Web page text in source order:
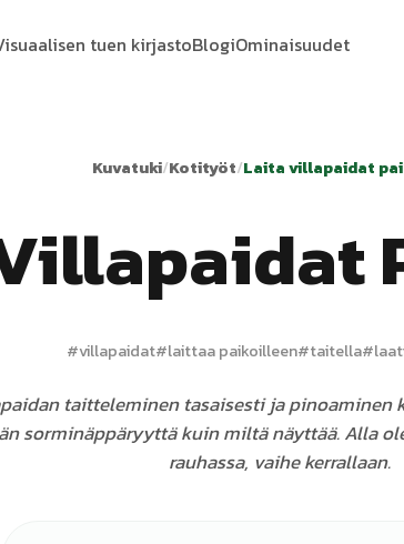
tuen kirjastoBlogiOminaisuudet
Kuvatuki/Kotityöt/Laita villapaidat
#villapaidat#laittaa paikoilleen#taitella#
taitteleminen tasaisesti ja pinoaminen
sorminäppäryyttä kuin miltä näyttää. Alla
rauhassa, vaihe kerrallaan.